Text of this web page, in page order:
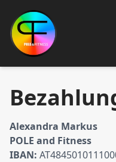
Alexandra Markus
POLE and Fitness
IBAN: